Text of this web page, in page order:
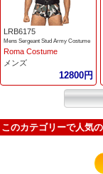
LRB6175
Mens Sergeant Stud Army Costume
Roma Costume
メンズ
12800円
このカテゴリーで人気の